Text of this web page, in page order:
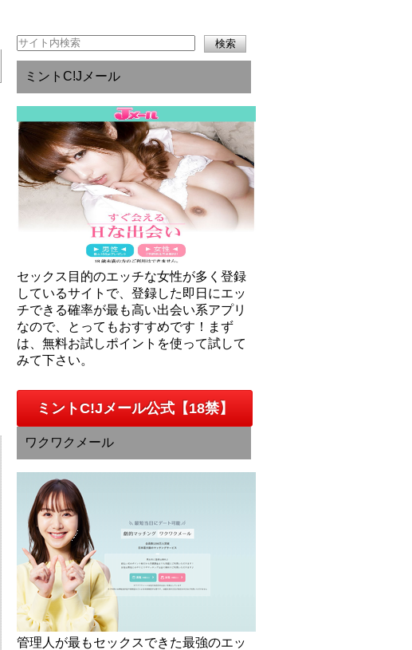
ミントC!Jメール
セックス目的のエッチな女性が多く登録
しているサイトで、登録した即日にエッ
チできる確率が最も高い出会い系アプリ
なので、とってもおすすめです！まず
は、無料お試しポイントを使って試して
みて下さい。
ミントC!Jメール公式【18禁】
ワクワクメール
管理人が最もセックスできた最強のエッ